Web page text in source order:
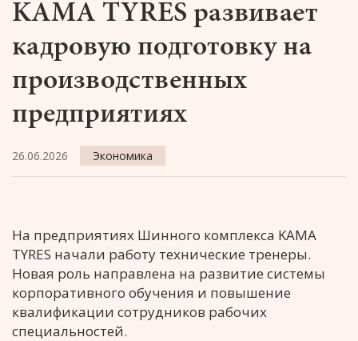
KAMA TYRES развивает
кадровую подготовку на
производственных
предприятиях
26.06.2026 Экономика
На предприятиях Шинного комплекса KAMA
TYRES начали работу технические тренеры.
Новая роль направлена на развитие системы
корпоративного обучения и повышение
квалификации сотрудников рабочих
специальностей.